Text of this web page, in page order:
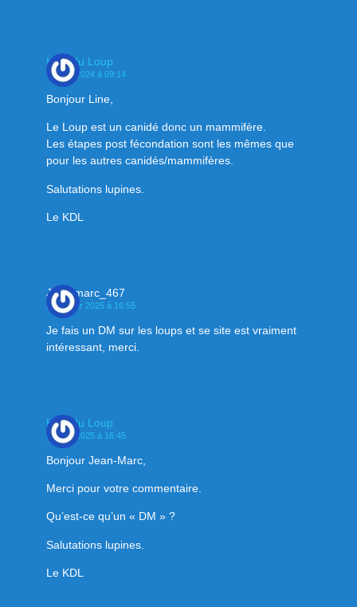
Klan du Loup
9 mars 2024 à 09:14
Bonjour Line,
Le Loup est un canidé donc un mammifère.
Les étapes post fécondation sont les mêmes que
pour les autres canidés/mammifères.
Salutations lupines.
Le KDL
Jean marc_467
27 février 2025 à 16:55
Je fais un DM sur les loups et se site est vraiment
intéressant, merci.
Klan du Loup
3 mars 2025 à 16:45
Bonjour Jean-Marc,
Merci pour votre commentaire.
Qu’est-ce qu’un « DM » ?
Salutations lupines.
Le KDL